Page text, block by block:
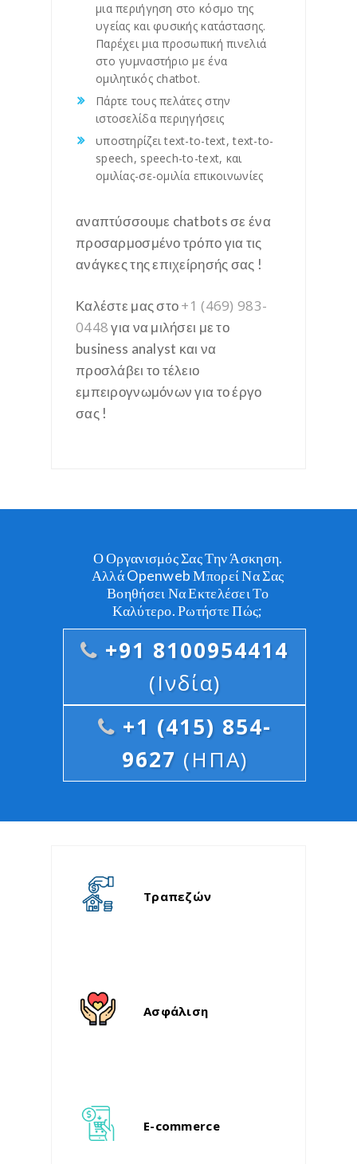
μια περιήγηση στο κόσμο της
υγείας και φυσικής κατάστασης.
Παρέχει μια προσωπική πινελιά
στο γυμναστήριο με ένα
ομιλητικός chatbot.
Πάρτε τους πελάτες στην
ιστοσελίδα περιηγήσεις
υποστηρίζει text-to-text, text-to-
speech, speech-to-text, και
ομιλίας-σε-ομιλία επικοινωνίες
αναπτύσσουμε chatbots σε ένα
προσαρμοσμένο τρόπο για τις
ανάγκες της επιχείρησής σας !
Καλέστε μας στο+1 (469) 983-
0448για να μιλήσει με το
business analyst και να
προσλάβει το τέλειο
εμπειρογνωμόνων για το έργο
σας !
Ο Οργανισμός Σας Την Άσκηση.
Αλλά Openweb Μπορεί Να Σας
Βοηθήσει Να Εκτελέσει Το
Καλύτερο. Ρωτήστε Πώς;
+91 8100954414
(Ινδία)
+1 (415) 854-
9627 (ΗΠΑ)
Τραπεζών
Ασφάλιση
E-commerce